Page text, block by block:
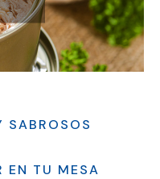
SABROSOS
EN TU MESA